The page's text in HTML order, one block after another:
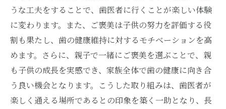
うな工夫をすることで、歯医者に行くことが楽しい体験
に変わります。また、ご褒美は子供の努力を評価する役
割も果たし、歯の健康維持に対するモチベーションを高
めます。さらに、親子で一緒にご褒美を選ぶことで、親
も子供の成長を実感でき、家族全体で歯の健康に向き合
う良い機会となります。こうした取り組みは、歯医者が
楽しく通える場所であるとの印象を築く一助となり、長